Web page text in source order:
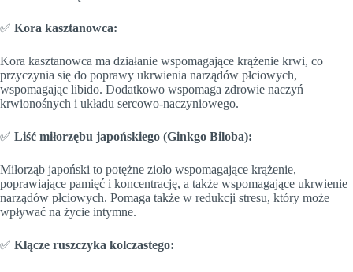
✅ Kora kasztanowca:
Kora kasztanowca ma działanie wspomagające krążenie krwi, co
przyczynia się do poprawy ukrwienia narządów płciowych,
wspomagając libido. Dodatkowo wspomaga zdrowie naczyń
krwionośnych i układu sercowo-naczyniowego.
✅ Liść miłorzębu japońskiego (Ginkgo Biloba):
Miłorząb japoński to potężne zioło wspomagające krążenie,
poprawiające pamięć i koncentrację, a także wspomagające ukrwienie
narządów płciowych. Pomaga także w redukcji stresu, który może
wpływać na życie intymne.
✅ Kłącze ruszczyka kolczastego: